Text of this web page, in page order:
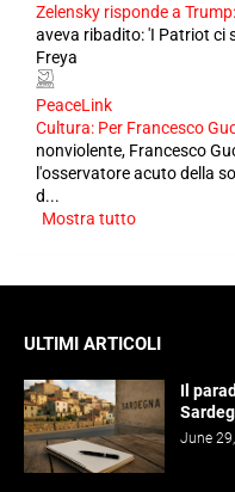
Zelensky risponde a
aveva ribadito: 'I Patriot ci
Freya
PeaceLink
Cultura: Per Francesco
nonviolente, Francesco
l'osservatore acuto della
d...
Mostra tutto
ULTIMI ARTICOLI
Il
June